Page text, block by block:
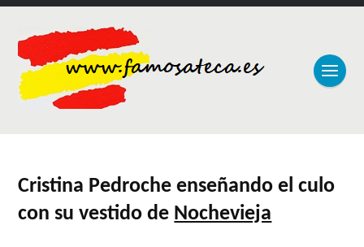
Cristina Pedroche enseñando el culo
con su vestido de Nochevieja